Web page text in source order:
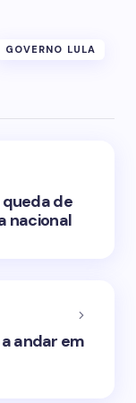
GOVERNO LULA
de
nacional
andar em